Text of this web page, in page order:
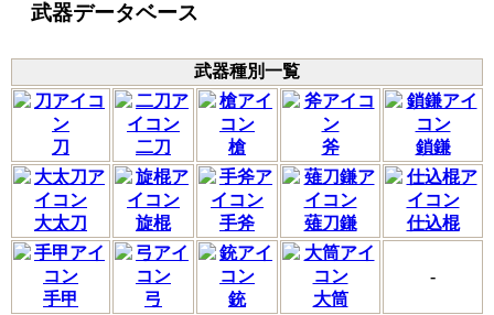
武器データベース
武器種別一覧
刀 二刀 槍 斧 鎖鎌
大太刀 旋棍 手斧 薙刀鎌 仕込棍
手甲 弓 銃 大筒
-